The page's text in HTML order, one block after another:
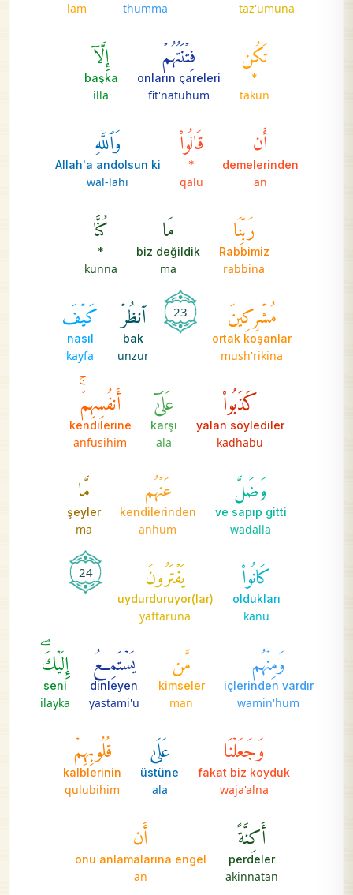
taz'umuna
thumma
lam
تَكُن
*
takun
فِتۡنَتُهُمۡ
onların çareleri
fit'natuhum
إِلَّآ
başka
illa
أَن
demelerinden
an
قَالُواْ
*
qalu
وَٱللَّهِ
Allah'a andolsun ki
wal-lahi
رَبِّنَا
Rabbimiz
rabbina
مَا
biz değildik
ma
كُنَّا
*
kunna
مُشۡرِكِينَ
ortak koşanlar
mush'rikina
23 ٱنظُرۡ
bak
unzur
كَيۡفَ
nasıl
kayfa
كَذَبُواْ
yalan söylediler
kadhabu
عَلَىٰٓ
karşı
ala
أَنفُسِهِمۡۚ
kendilerine
anfusihim
وَضَلَّ
ve sapıp gitti
wadalla
عَنۡهُم
kendilerinden
anhum
مَّا
şeyler
ma
كَانُواْ
oldukları
kanu
يَفۡتَرُونَ
uydurduruyor(lar)
yaftaruna
24
وَمِنۡهُم
içlerinden vardır
wamin'hum
مَّن
kimseler
man
يَسۡتَمِعُ
dinleyen
yastami'u
إِلَيۡكَۖ
seni
ilayka
وَجَعَلۡنَا
fakat biz koyduk
waja'alna
عَلَىٰ
üstüne
ala
قُلُوبِهِمۡ
kalblerinin
qulubihim
أَكِنَّةً
perdeler
akinnatan
أَن
onu anlamalarına engel
an